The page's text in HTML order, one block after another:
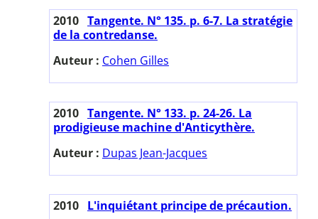
2010 Tangente. N° 135. p. 6-7. La stratégie
de la contredanse.
Auteur : Cohen Gilles
2010 Tangente. N° 133. p. 24-26. La
prodigieuse machine d'Anticythère.
Auteur : Dupas Jean-Jacques
2010 L'inquiétant principe de précaution.